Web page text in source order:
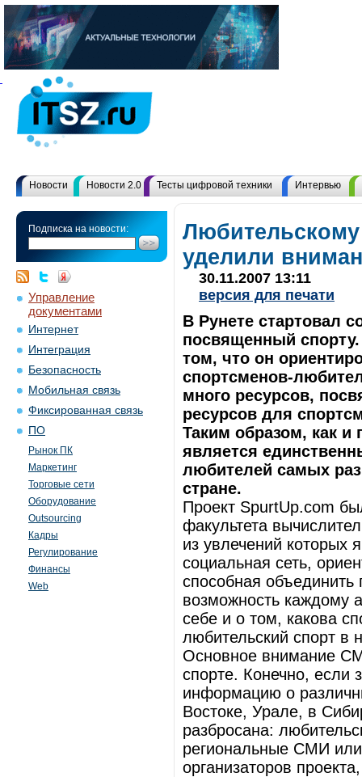
Новости Новости 2.0 Тесты цифровой техники Интервью
Подписка на новости:
Управление
документами
Интернет
Интеграция
Безопасность
Мобильная связь
Фиксированная связь
ПО
Рынок ПК
Маркетинг
Торговые сети
Оборудование
Outsourcing
Кадры
Регулирование
Финансы
Web
Любительскому
уделили
30.11.2007 13:11
версия для печати
В Рунете стартовал
посвященный
том, что он
спортсменов-
много ресурсов,
ресурсов для
Таким образом, как и
является
любителей самых
стране.
Проект SpurtUp.com
факультета
из увлечений которых
социальная сеть,
способная объединить
возможность каждому
себе и о том, какова
любительский спорт в
Основное внимание
спорте. Конечно, если
информацию о
Востоке, Урале, в
разбросана:
региональные СМИ
организаторов